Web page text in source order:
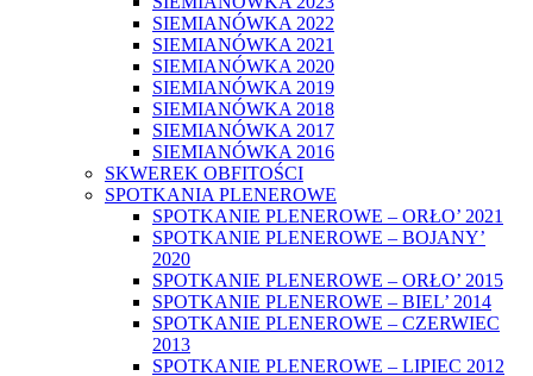
SIEMIANÓWKA 2022
SIEMIANÓWKA 2021
SIEMIANÓWKA 2020
SIEMIANÓWKA 2019
SIEMIANÓWKA 2018
SIEMIANÓWKA 2017
SIEMIANÓWKA 2016
SKWEREK OBFITOŚCI
SPOTKANIA PLENEROWE
SPOTKANIE PLENEROWE – ORŁO’ 2021
SPOTKANIE PLENEROWE – BOJANY’
2020
SPOTKANIE PLENEROWE – ORŁO’ 2015
SPOTKANIE PLENEROWE – BIEL’ 2014
SPOTKANIE PLENEROWE – CZERWIEC
2013
SPOTKANIE PLENEROWE – LIPIEC 2012